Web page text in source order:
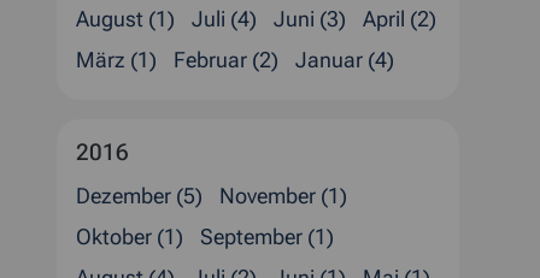
August (1)
Juli (4) Juni (3)
April (2)
März (1)
Februar (2) Januar (4)
2016
Dezember (5)
November (1)
Oktober (1)
September (1)